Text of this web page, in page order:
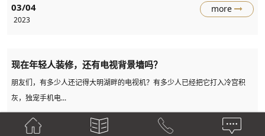
03/04
2023
more
现在年轻人装修，还有电视背景墙吗？
朋友们，有多少人还记得大明湖畔的电视机？有多少人已经把它打入冷宫积
灰，独宠手机电...
03/02 more